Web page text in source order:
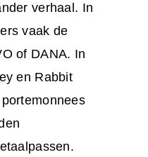
verhaal. In
vaak de
of DANA. In
en Rabbit